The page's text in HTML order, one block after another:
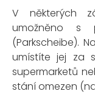
V některých
umožněno s
(Parkscheibe).
umístíte jej za
supermarketů
stání omezen